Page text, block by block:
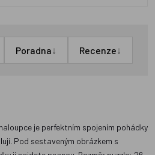
Poradna↓ Recenze↓
je perfektním spojením pohádky
Pod sestaveným obrázkem s